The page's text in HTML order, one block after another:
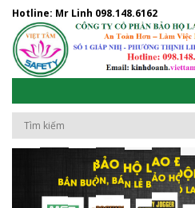
Hotline: Mr Linh 098.148.6162